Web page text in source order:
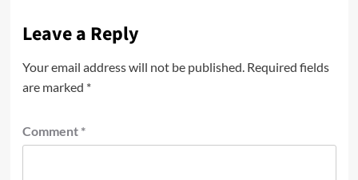
Leave a Reply
Your email address will not be published. Required fields
are marked *
Comment *